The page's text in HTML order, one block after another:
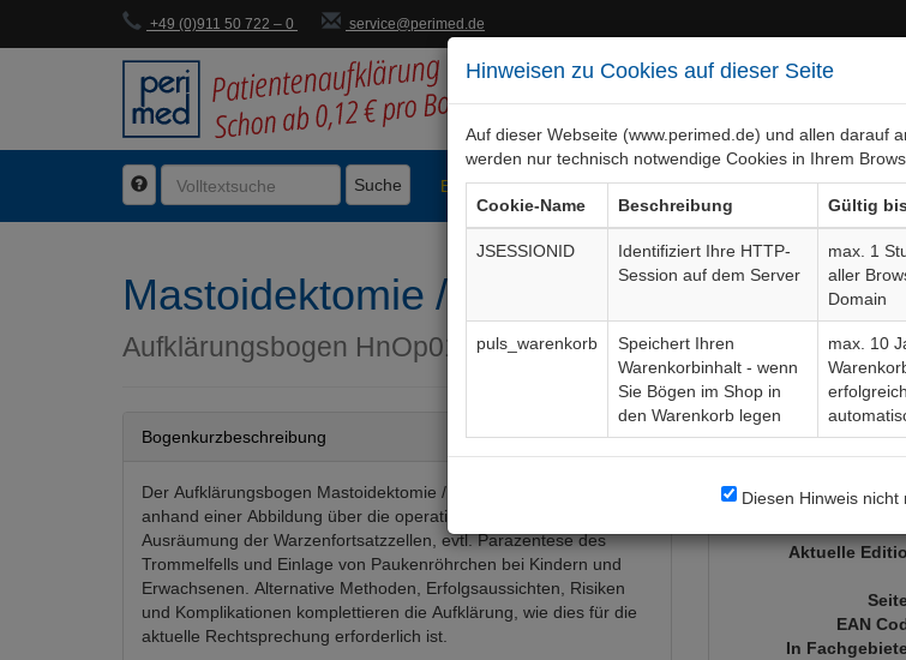
+49 (0)911 50 722 – 0 service@perimed.de
Suche BogenFachgebiete Bogen-Gesamtübersicht
Hinweisen zu Cookies auf dieser Seite
Auf dieser Webseite (www.perimed.de) und allen darauf
werden nur technisch notwendige Cookies in Ihrem
Cookie-Name Beschreibung
Gültig bis
JSESSIONID
Identifiziert Ihre HTTP-
Session auf dem Server
max. 1
aller
Domain
puls_warenkorb
Speichert Ihren
Warenkorbinhalt - wenn
Sie Bögen im Shop in
den Warenkorb legen
max. 10
Diesen Hinweis
Mastoidektomie / Antrotomie
Aufklärungsbogen HnOp013De
Bogenkurzbeschreibung
Der Aufklärungsbogen Mastoidektomie / Antrotomie informiert
anhand einer Abbildung über die operative Behandlung mit
Ausräumung der Warzenfortsatzzellen, evtl. Parazentese des
Trommelfells und Einlage von Paukenröhrchen bei Kindern und
Erwachsenen. Alternative Methoden, Erfolgsaussichten, Risiken
und Komplikationen komplettieren die Aufklärung, wie dies für die
aktuelle Rechtsprechung erforderlich ist.
Bogendetails
Aktuelle
EAN
In